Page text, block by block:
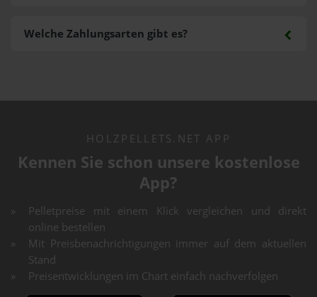
Welche Zahlungsarten gibt es?
HOLZPELLETS.NET APP
Kennen Sie schon unsere kostenlose
App?
Pelletpreise mit einem Klick vergleichen und direkt
online bestellen
Mit Preisbenachrichtigungen immer auf dem aktuellen
Stand
Preisentwicklungen im Chart einfach nachverfolgen